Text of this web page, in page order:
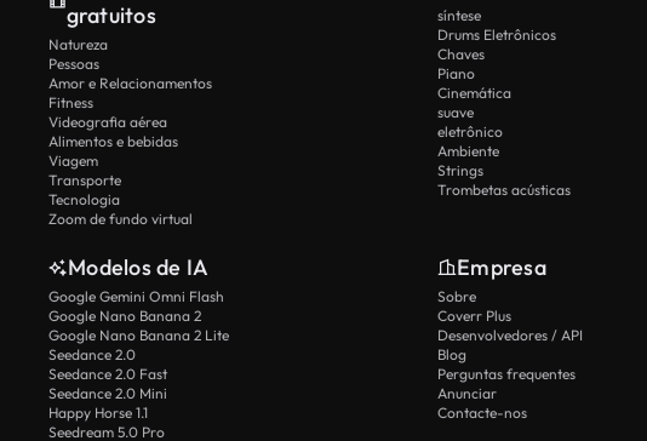
gratuitos
Natureza
Pessoas
Amor e Relacionamentos
Fitness
Videografia aérea
Alimentos e bebidas
Viagem
Transporte
Tecnologia
Zoom de fundo virtual
síntese
Drums Eletrônicos
Chaves
Piano
Cinemática
suave
eletrônico
Ambiente
Strings
Trombetas acústicas
Modelos de IA
Google Gemini Omni Flash
Google Nano Banana 2
Google Nano Banana 2 Lite
Seedance 2.0
Seedance 2.0 Fast
Seedance 2.0 Mini
Happy Horse 1.1
Seedream 5.0 Pro
Empresa
Sobre
Coverr Plus
Desenvolvedores / API
Blog
Perguntas frequentes
Anunciar
Contacte-nos